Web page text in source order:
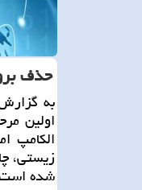
حذف
به
اولین
الكامپ
زیستی،
شده